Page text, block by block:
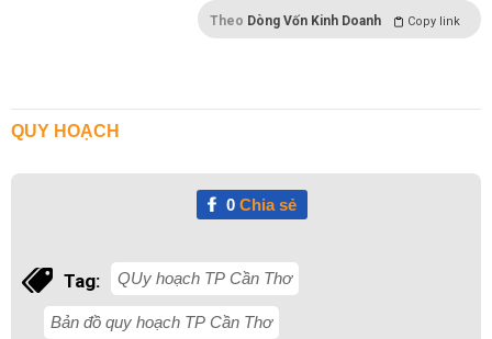
Theo Dòng Vốn Kinh Doanh Copy link
QUY HOẠCH
0Chia sẻ
Tag: QUy hoạch TP Cần Thơ
Bản đồ quy hoạch TP Cần Thơ